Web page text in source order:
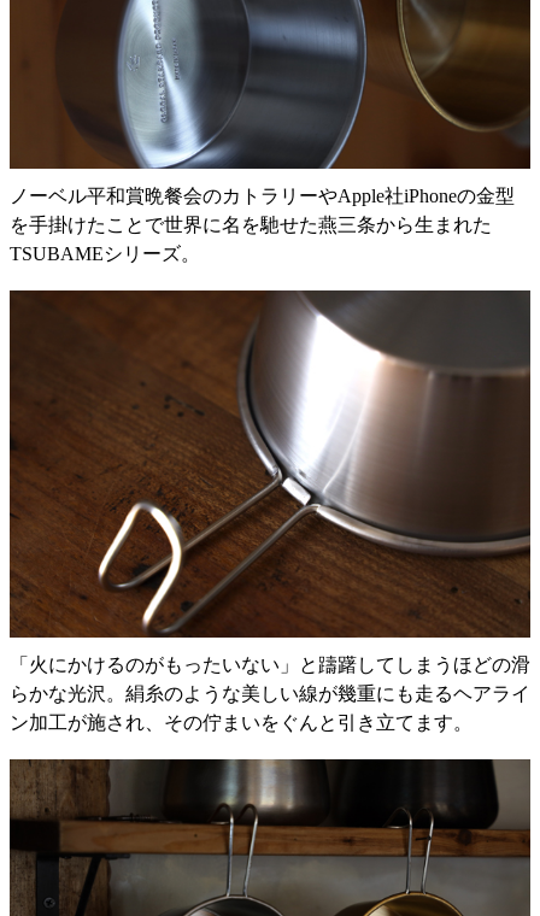
ノーベル平和賞晩餐会のカトラリーやApple社iPhoneの金型
を手掛けたことで世界に名を馳せた燕三条から生まれた
TSUBAMEシリーズ。
「火にかけるのがもったいない」と躊躇してしまうほどの滑
らかな光沢。絹糸のような美しい線が幾重にも走るヘアライ
ン加工が施され、その佇まいをぐんと引き立てます。